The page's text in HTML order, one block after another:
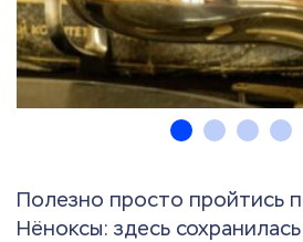
Полезно просто пройтись
Нёноксы: здесь